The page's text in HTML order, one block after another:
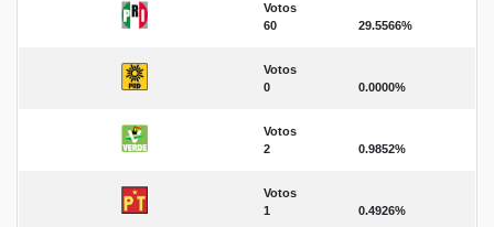
Votos
60
29.5566%
Votos
0
0.0000%
Votos
2
0.9852%
Votos
1
0.4926%